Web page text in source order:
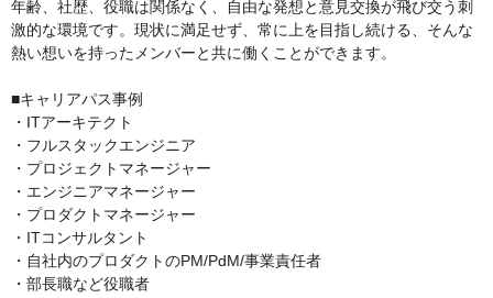
年齢、社歴、役職は関係なく、自由な発想と意見交換が飛び交う刺
激的な環境です。現状に満足せず、常に上を目指し続ける、そんな
熱い想いを持ったメンバーと共に働くことができます。
■キャリアパス事例
・ITアーキテクト
・フルスタックエンジニア
・プロジェクトマネージャー
・エンジニアマネージャー
・プロダクトマネージャー
・ITコンサルタント
・自社内のプロダクトのPM/PdM/事業責任者
・部長職など役職者